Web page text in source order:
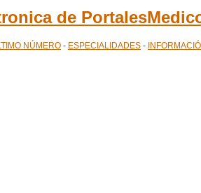
de
NÚMERO - ESPECIALIDADES -